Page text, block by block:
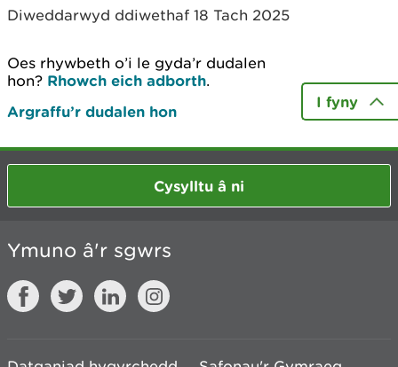
Diweddarwyd ddiwethaf 18 Tach 2025
Oes rhywbeth o’i le gyda’r dudalen
hon? Rhowch eich adborth.
Argraffu’r dudalen hon
I fyny
Cysylltu â ni
Ymuno â'r sgwrs